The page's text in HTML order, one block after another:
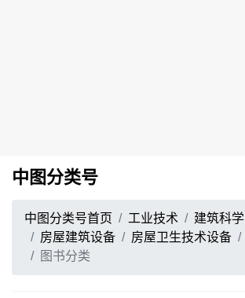
中图分类号
中图分类号首页 工业技术
建筑科学
房屋建筑设备
房屋卫生技术设备
图书分类